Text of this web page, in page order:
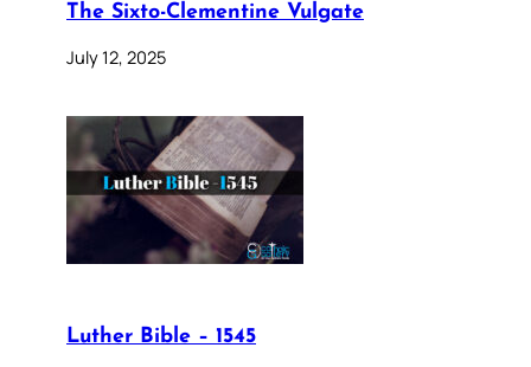
The Sixto-Clementine Vulgate
July 12, 2025
Luther Bible – 1545